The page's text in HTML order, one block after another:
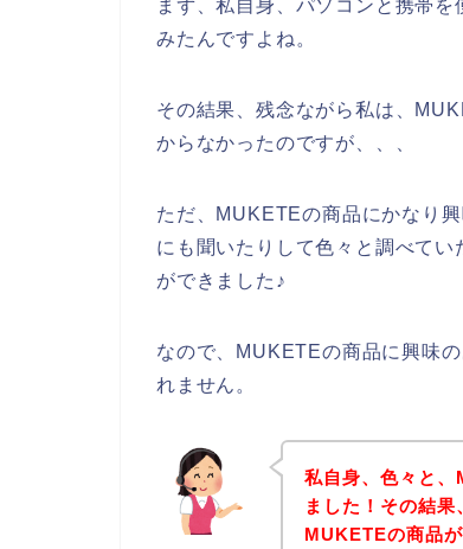
まず、私自身、パソコンと携帯
みたんですよね。
その結果、残念ながら私は、
からなかったのですが、、、
ただ、MUKETEの商品にかなり
にも聞いたりして色々と調べて
ができました♪
なので、MUKETEの商品に興味
れません。
私自身、色々と
ました！その結果
MUKETEの商品